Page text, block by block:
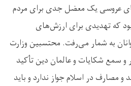
عروسی یک معضل جدی برای مردم
که تهدیدی برای ارزش‌های
به شمار می‌رفت. محتسبین وزارت
و سمع شکایات و عالمان دین تأکید
و مصارف در اسلام جواز ندارد و باید